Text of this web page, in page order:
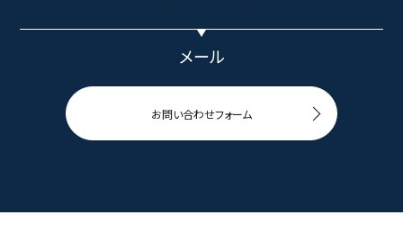
メール
お問い合わせフォーム